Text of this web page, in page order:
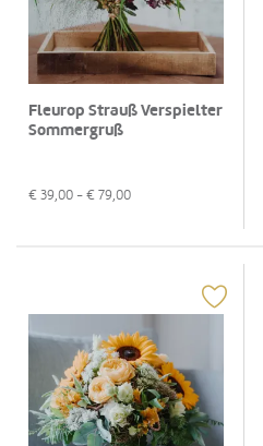
Fleurop Strauß Verspielter
Sommergruß
€ 39,00 - € 79,00